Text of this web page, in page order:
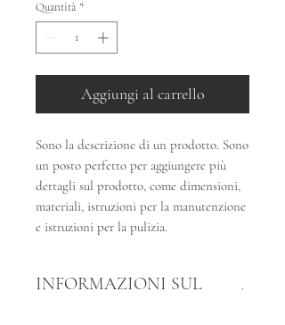
Quantità *
Aggiungi al carrello
Sono la descrizione di un prodotto. Sono
un posto perfetto per aggiungere più
dettagli sul prodotto, come dimensioni,
materiali, istruzioni per la manutenzione
e istruzioni per la pulizia.
INFORMAZIONI SUL